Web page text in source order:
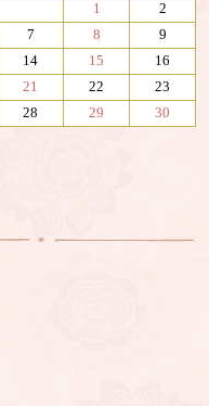
1
2
7 8
9
14 15
16
21 22
23
28 29
30